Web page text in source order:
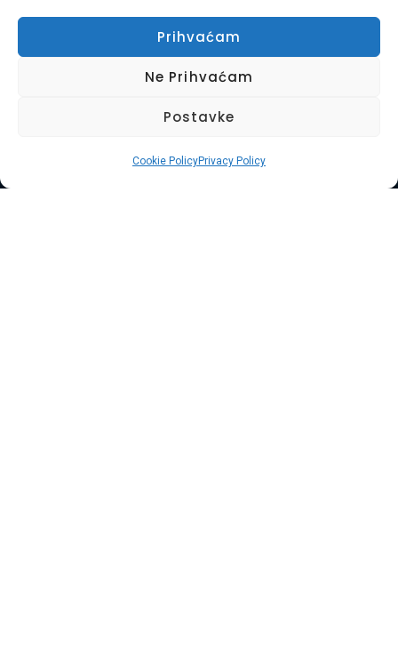
Prihvaćam
Ne Prihvaćam
Postavke
Cookie PolicyPrivacy Policy
turistička kompanija u Plavoj Laguni u Umagu. Trebali […]